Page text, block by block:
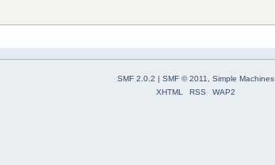
SMF 2.0.2 | SMF © 2011, Simple Machines
XHTML
RSS WAP2